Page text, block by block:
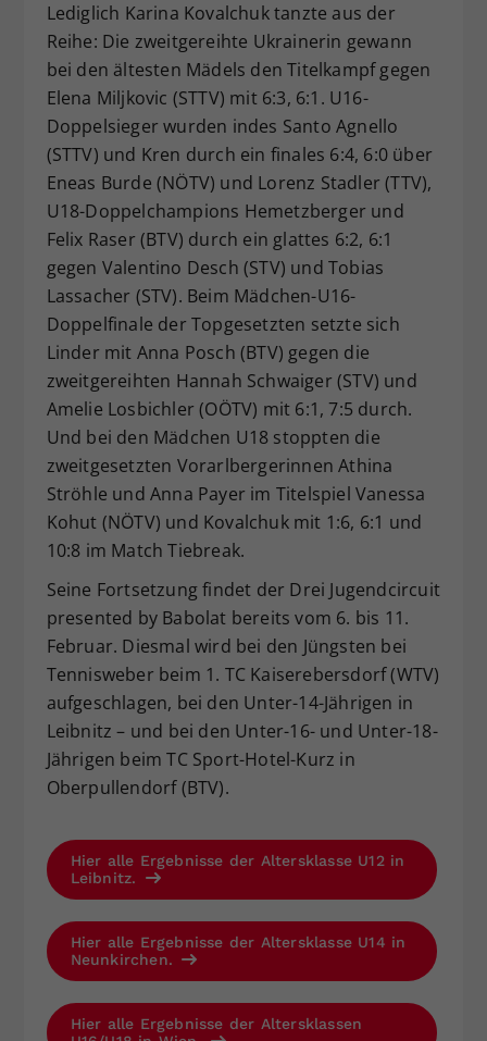
Lediglich Karina Kovalchuk tanzte aus der
Reihe: Die zweitgereihte Ukrainerin gewann
bei den ältesten Mädels den Titelkampf gegen
Elena Miljkovic (STTV) mit 6:3, 6:1. U16-
Doppelsieger wurden indes Santo Agnello
(STTV) und Kren durch ein finales 6:4, 6:0 über
Eneas Burde (NÖTV) und Lorenz Stadler (TTV),
U18-Doppelchampions Hemetzberger und
Felix Raser (BTV) durch ein glattes 6:2, 6:1
gegen Valentino Desch (STV) und Tobias
Lassacher (STV). Beim Mädchen-U16-
Doppelfinale der Topgesetzten setzte sich
Linder mit Anna Posch (BTV) gegen die
zweitgereihten Hannah Schwaiger (STV) und
Amelie Losbichler (OÖTV) mit 6:1, 7:5 durch.
Und bei den Mädchen U18 stoppten die
zweitgesetzten Vorarlbergerinnen Athina
Ströhle und Anna Payer im Titelspiel Vanessa
Kohut (NÖTV) und Kovalchuk mit 1:6, 6:1 und
10:8 im Match Tiebreak.
Seine Fortsetzung findet der Drei Jugendcircuit
presented by Babolat bereits vom 6. bis 11.
Februar. Diesmal wird bei den Jüngsten bei
Tennisweber beim 1. TC Kaiserebersdorf (WTV)
aufgeschlagen, bei den Unter-14-Jährigen in
Leibnitz – und bei den Unter-16- und Unter-18-
Jährigen beim TC Sport-Hotel-Kurz in
Oberpullendorf (BTV).
Hier alle Ergebnisse der Altersklasse U12 in
Leibnitz.
Hier alle Ergebnisse der Altersklasse U14 in
Neunkirchen.
Hier alle Ergebnisse der Altersklassen